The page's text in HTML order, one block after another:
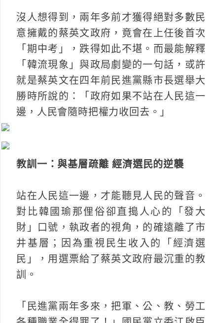
沒人想得到，兩年多前才獲得絕對多數民
意擁戴的蔡英文政府，竟會在上任後首次
「期中考」，跌得如此不堪。而最能解釋
「韓流現象」與政局劇變的一句話，或許
就是蔡英文在四年前民進黨縣市長選舉大
勝時所說的：「政府如果不站在人民這一
邊，人民會隨時把權力收回去。」
教訓一：與基層疏離 經濟選民的逆襲
站在人民這一邊，才能聽見人民的聲音。
對比韓國瑜那俚俗卻直搗人心的「發大
財」口號，執政者的視角，的確遠離了市
井基層；因為重視民生收入的「經濟選
民」，用選票給了蔡英文政府最沉重的教
訓。
「民進黨兩年多來，把軍、公、教、勞工